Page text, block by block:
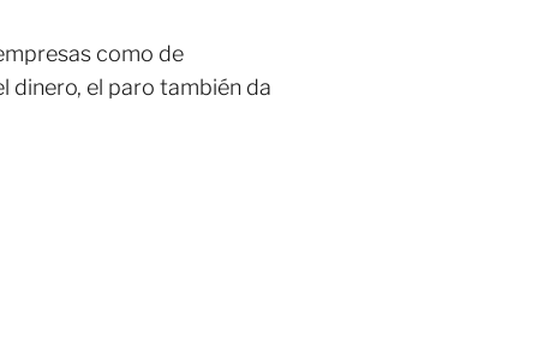
como de
dinero, el paro también da